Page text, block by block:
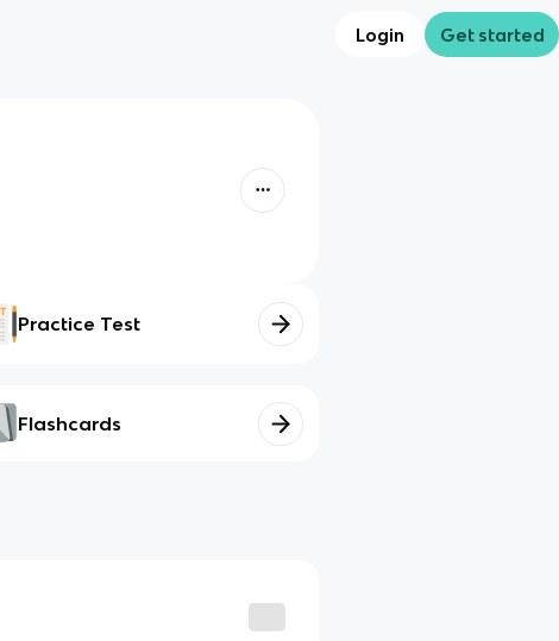
Login Get started
Practice Test
Flashcards